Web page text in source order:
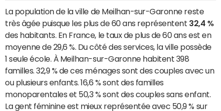
La population de la ville de Meilhan-sur-Garonne reste
très âgée puisque les plus de 60 ans représentent 32,4 %
des habitants. En France, le taux de plus de 60 ans est en
moyenne de 29,6 %. Du côté des services, la ville possède
1 seule école. À Meilhan-sur-Garonne habitent 398
familles. 32,9 % de ces ménages sont des couples avec un
ou plusieurs enfants. 16,6 % sont des familles
monoparentales et 50,3 % sont des couples sans enfant.
La gent féminine est mieux représentée avec 50,9 % sur